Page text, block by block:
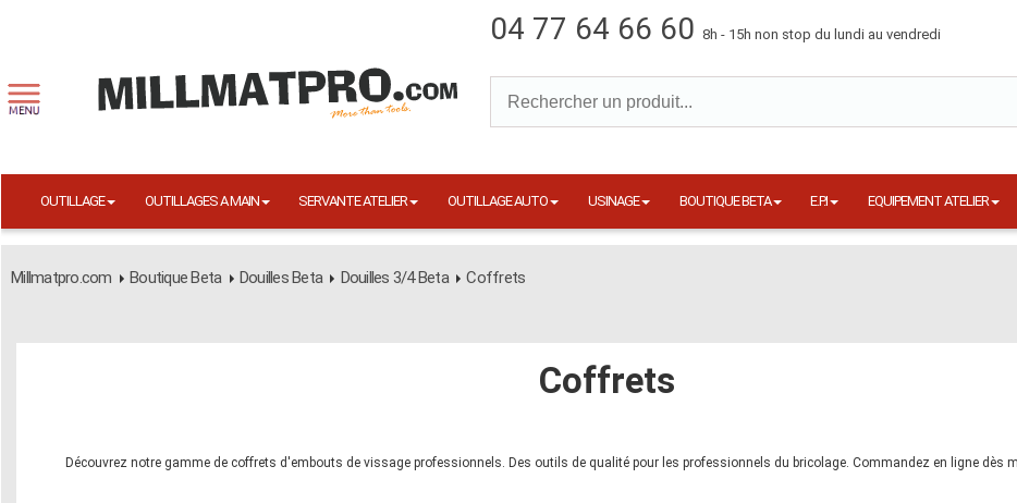
04 77 64 66 60 8h - 15h non stop du lundi au vendredi
OUTILLAGE OUTILLAGES A MAIN SERVANTE ATELIER OUTILLAGE AUTO USINAGE BOUTIQUE BETA E.P.I EQUIPEMENT ATELIER
Millmatpro.com Boutique Beta Douilles Beta Douilles 3/4 Beta Coffrets
Coffrets
Découvrez notre gamme de coffrets d'embouts de vissage professionnels. Des outils de qualité pour les professionnels du bricolage. Commandez en ligne dès